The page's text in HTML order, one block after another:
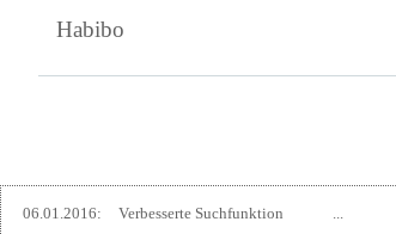
Habibo
06.01.2016: Verbesserte Suchfunktion ...